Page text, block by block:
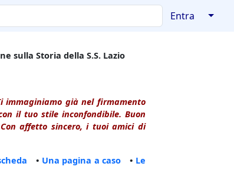
Entra ↓
sulla Storia della S.S. Lazio
immaginiamo già nel firmamento
il tuo stile inconfondibile. Buon
affetto sincero, i tuoi amici di
• Una pagina a caso • Le